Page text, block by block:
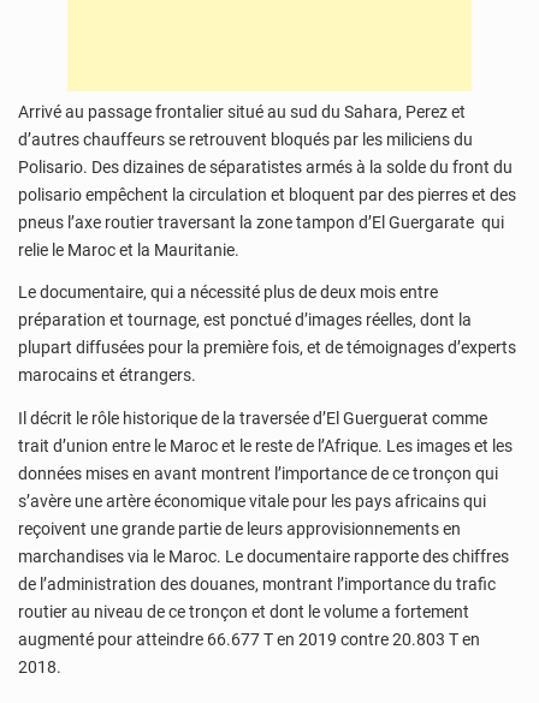
Arrivé au passage frontalier situé au sud du Sahara, Perez et
d’autres chauffeurs se retrouvent bloqués par les miliciens du
Polisario. Des dizaines de séparatistes armés à la solde du front du
polisario empêchent la circulation et bloquent par des pierres et des
pneus l’axe routier traversant la zone tampon d’El Guergarate qui
relie le Maroc et la Mauritanie.
Le documentaire, qui a nécessité plus de deux mois entre
préparation et tournage, est ponctué d’images réelles, dont la
plupart diffusées pour la première fois, et de témoignages d’experts
marocains et étrangers.
Il décrit le rôle historique de la traversée d’El Guerguerat comme
trait d’union entre le Maroc et le reste de l’Afrique. Les images et les
données mises en avant montrent l’importance de ce tronçon qui
s’avère une artère économique vitale pour les pays africains qui
reçoivent une grande partie de leurs approvisionnements en
marchandises via le Maroc. Le documentaire rapporte des chiffres
de l’administration des douanes, montrant l’importance du trafic
routier au niveau de ce tronçon et dont le volume a fortement
augmenté pour atteindre 66.677 T en 2019 contre 20.803 T en
2018.